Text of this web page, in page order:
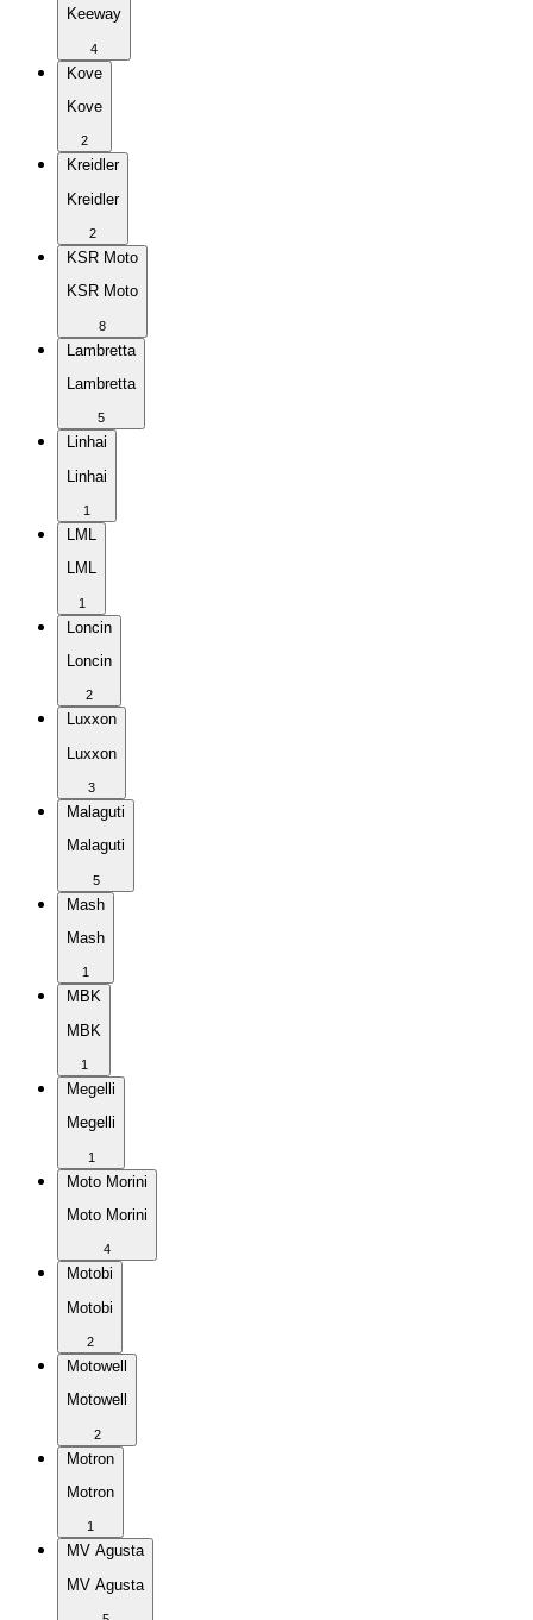
Keeway
4
Kove
Kove
2
Kreidler
Kreidler
2
KSR Moto
KSR Moto
8
Lambretta
Lambretta
5
Linhai
Linhai
1
LML
LML
1
Loncin
Loncin
2
Luxxon
Luxxon
3
Malaguti
Malaguti
5
Mash
Mash
1
MBK
MBK
1
Megelli
Megelli
1
Moto Morini
Moto Morini
4
Motobi
Motobi
2
Motowell
Motowell
2
Motron
Motron
1
MV Agusta
MV Agusta